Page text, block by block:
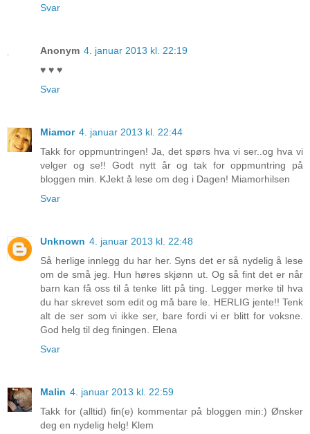
Svar
Anonym 4. januar 2013 kl. 22:19
♥ ♥ ♥
Svar
Miamor 4. januar 2013 kl. 22:44
Takk for oppmuntringen! Ja, det spørs hva vi ser..og hva vi
velger og se!! Godt nytt år og tak for oppmuntring på
bloggen min. KJekt å lese om deg i Dagen! Miamorhilsen
Svar
Unknown 4. januar 2013 kl. 22:48
Så herlige innlegg du har her. Syns det er så nydelig å lese
om de små jeg. Hun høres skjønn ut. Og så fint det er når
barn kan få oss til å tenke litt på ting. Legger merke til hva
du har skrevet som edit og må bare le. HERLIG jente!! Tenk
alt de ser som vi ikke ser, bare fordi vi er blitt for voksne.
God helg til deg finingen. Elena
Svar
Malin 4. januar 2013 kl. 22:59
Takk for (alltid) fin(e) kommentar på bloggen min:) Ønsker
deg en nydelig helg! Klem